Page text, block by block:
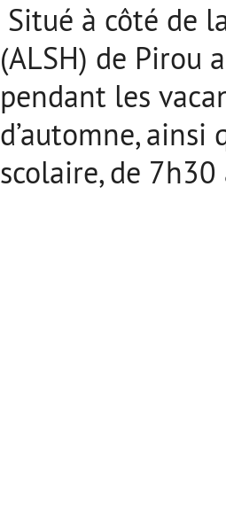
Situé à côté de
(ALSH) de Pirou
pendant les
d’automne, ainsi
scolaire, de